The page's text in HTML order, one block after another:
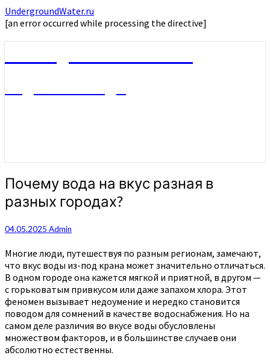
UndergroundWater.ru
[an error occurred while processing the directive]
Почему
вода
на
разная
разных
городах?
Почему вода на вкус разная в
разных городах?
04.05.2025 Admin
Многие люди, путешествуя по разным регионам, замечают,
что вкус воды из-под крана может значительно отличаться.
В одном городе она кажется мягкой и приятной, в другом —
с горьковатым привкусом или даже запахом хлора. Этот
феномен вызывает недоумение и нередко становится
поводом для сомнений в качестве водоснабжения. Но на
самом деле различия во вкусе воды обусловлены
множеством факторов, и в большинстве случаев они
абсолютно естественны.